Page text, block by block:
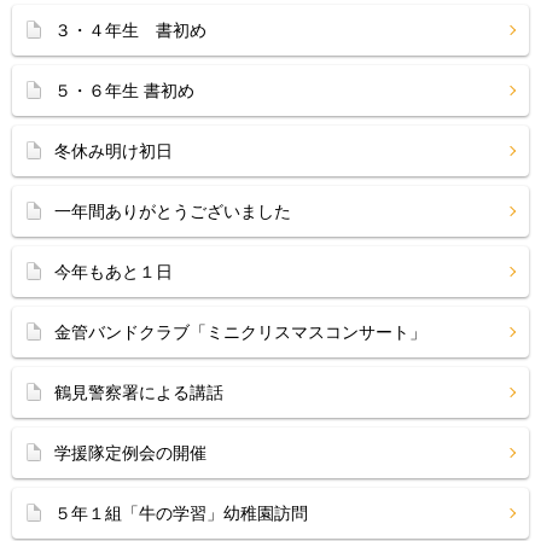
３・４年生 書初め
５・６年生 書初め
冬休み明け初日
一年間ありがとうございました
今年もあと１日
金管バンドクラブ「ミニクリスマスコンサート」
鶴見警察署による講話
学援隊定例会の開催
５年１組「牛の学習」幼稚園訪問